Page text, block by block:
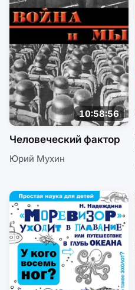
10:58:56
Человеческий фактор
Юрий Мухин